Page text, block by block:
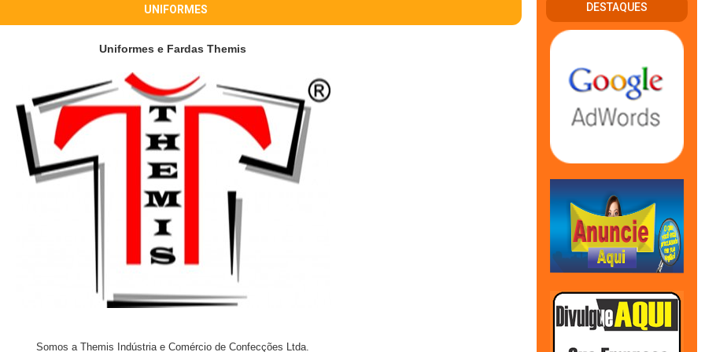
UNIFORMES
Uniformes e Fardas Themis
Somos a Themis Indústria e Comércio de Confecções Ltda.
DESTAQUES